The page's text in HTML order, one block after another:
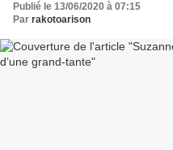
Publié le 13/06/2020 à 07:15
Par rakotoarison